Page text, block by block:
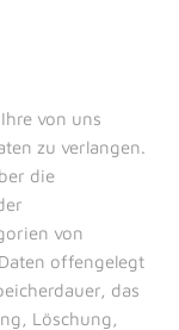
von uns
zu verlangen.
die
von
offengelegt
das
Löschung,